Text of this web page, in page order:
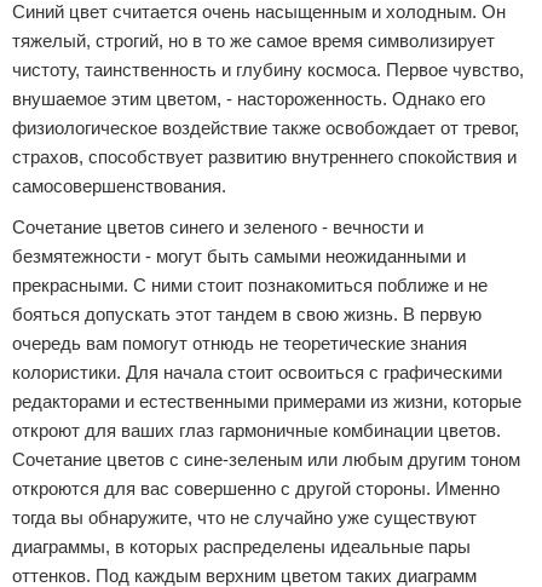
Синий цвет считается очень насыщенным и холодным. Он
тяжелый, строгий, но в то же самое время символизирует
чистоту, таинственность и глубину космоса. Первое чувство,
внушаемое этим цветом, - настороженность. Однако его
физиологическое воздействие также освобождает от тревог,
страхов, способствует развитию внутреннего спокойствия и
самосовершенствования.
Сочетание цветов синего и зеленого - вечности и
безмятежности - могут быть самыми неожиданными и
прекрасными. С ними стоит познакомиться поближе и не
бояться допускать этот тандем в свою жизнь. В первую
очередь вам помогут отнюдь не теоретические знания
колористики. Для начала стоит освоиться с графическими
редакторами и естественными примерами из жизни, которые
откроют для ваших глаз гармоничные комбинации цветов.
Сочетание цветов с сине-зеленым или любым другим тоном
откроются для вас совершенно с другой стороны. Именно
тогда вы обнаружите, что не случайно уже существуют
диаграммы, в которых распределены идеальные пары
оттенков. Под каждым верхним цветом таких диаграмм